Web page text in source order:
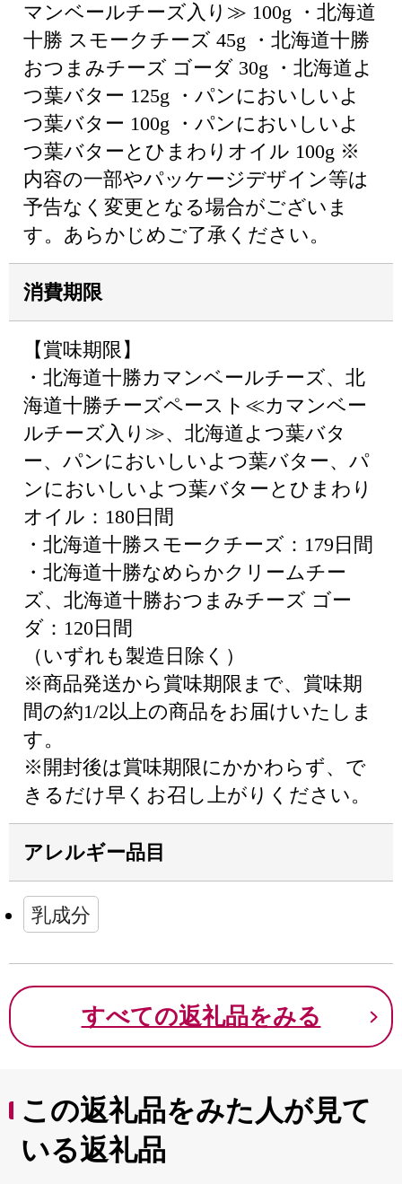
マンベールチーズ入り≫ 100g ・北海道
十勝 スモークチーズ 45g ・北海道十勝
おつまみチーズ ゴーダ 30g ・北海道よ
つ葉バター 125g ・パンにおいしいよ
つ葉バター 100g ・パンにおいしいよ
つ葉バターとひまわりオイル 100g ※
内容の一部やパッケージデザイン等は
予告なく変更となる場合がございま
す。あらかじめご了承ください。
消費期限
【賞味期限】
・北海道十勝カマンベールチーズ、北
海道十勝チーズペースト≪カマンベー
ルチーズ入り≫、北海道よつ葉バタ
ー、パンにおいしいよつ葉バター、パ
ンにおいしいよつ葉バターとひまわり
オイル：180日間
・北海道十勝スモークチーズ：179日間
・北海道十勝なめらかクリームチー
ズ、北海道十勝おつまみチーズ ゴー
ダ：120日間
（いずれも製造日除く）
※商品発送から賞味期限まで、賞味期
間の約1/2以上の商品をお届けいたしま
す。
※開封後は賞味期限にかかわらず、で
きるだけ早くお召し上がりください。
アレルギー品目
乳成分
すべての返礼品をみる
この返礼品をみた人が見て
いる返礼品